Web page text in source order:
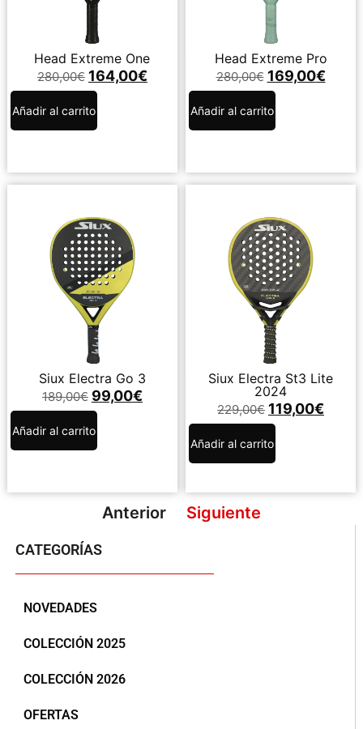
CATEGORÍAS
NOVEDADES
COLECCIÓN 2025
COLECCIÓN 2026
OFERTAS
Head Extreme One
280,00€ 164,00€
Añadir al carrito
Head Extreme Pro
280,00€ 169,00€
Añadir al carrito
Siux Electra Go 3
189,00€ 99,00€
Añadir al carrito
Siux Electra St3 Lite
2024
229,00€ 119,00€
Añadir al carrito
Anterior Siguiente